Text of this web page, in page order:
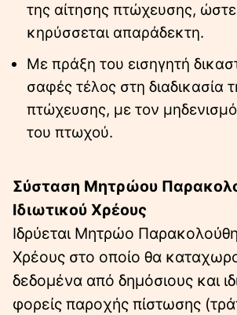
της αίτησης πτώχευσης,
κηρύσσεται απαράδεκτη.
Με πράξη του εισηγητή
σαφές τέλος στη διαδικασία
πτώχευσης, με τον
του πτωχού.
Σύσταση Μητρώου
Ιδιωτικού Χρέους
Ιδρύεται Μητρώο
Χρέους στο οποίο θα
δεδομένα από δημόσιους και
φορείς παροχής πίστωσης